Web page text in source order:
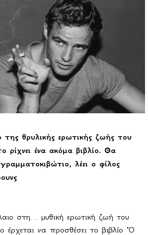
θρυλικής ερωτικής ζωής του
ένα ακόμα βιβλίο. Θα
λέει ο φίλος
στη... μυθική ερωτική ζωή του
να προσθέσει το βιβλίο "Ο